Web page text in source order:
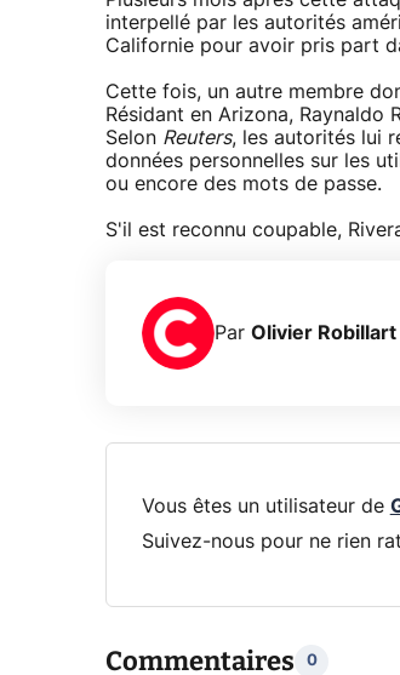
interpellé par les autorités
Californie pour avoir pris part
Cette fois, un autre membre
Résidant en Arizona,
Selon Reuters, les autorités lui
données personnelles sur les
ou encore des mots de passe.
S'il est reconnu coupable,
Par Olivier Robillart
Vous êtes un utilisateur de
Suivez-nous pour ne rien
Commentaires 0